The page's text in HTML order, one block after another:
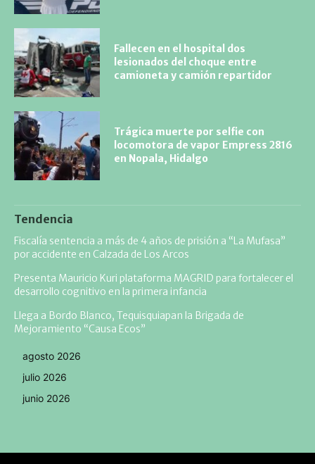
Fallecen en el hospital dos
lesionados del choque entre
camioneta y camión repartidor
Trágica muerte por selfie con
locomotora de vapor Empress 2816
en Nopala, Hidalgo
Tendencia
Fiscalía sentencia a más de 4 años de prisión a “La Mufasa”
por accidente en Calzada de Los Arcos
Presenta Mauricio Kuri plataforma MAGRID para fortalecer el
desarrollo cognitivo en la primera infancia
Llega a Bordo Blanco, Tequisquiapan la Brigada de
Mejoramiento “Causa Ecos”
agosto 2026
julio 2026
junio 2026